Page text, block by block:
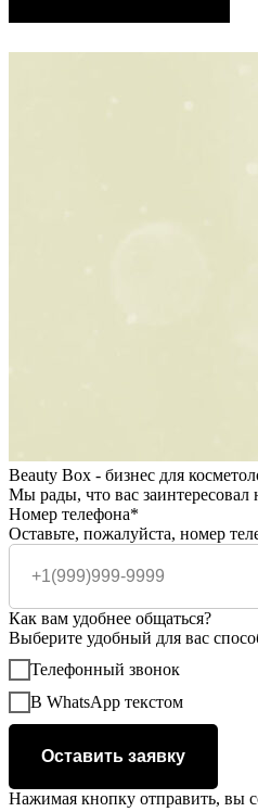
Beauty Box - бизнес для
Мы рады, что вас заинтересовал
Номер телефона*
Оставьте, пожалуйста, номер
Как вам удобнее общаться?
Выберите удобный для вас
Телефонный звонок
В WhatsApp текстом
Оставить заявку
Нажимая кнопку отправить, вы